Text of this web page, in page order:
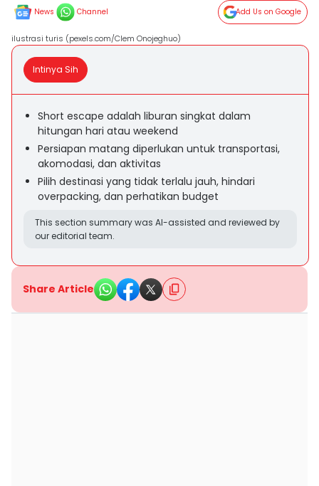
News Channel Add Us on Google
ilustrasi turis (pexels.com/Clem Onojeghuo)
Intinya Sih
Short escape adalah liburan singkat dalam
hitungan hari atau weekend
Persiapan matang diperlukan untuk transportasi,
akomodasi, dan aktivitas
Pilih destinasi yang tidak terlalu jauh, hindari
overpacking, dan perhatikan budget
This section summary was AI-assisted and reviewed by
our editorial team.
Share Article